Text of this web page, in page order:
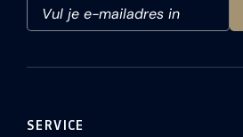
SERVICE